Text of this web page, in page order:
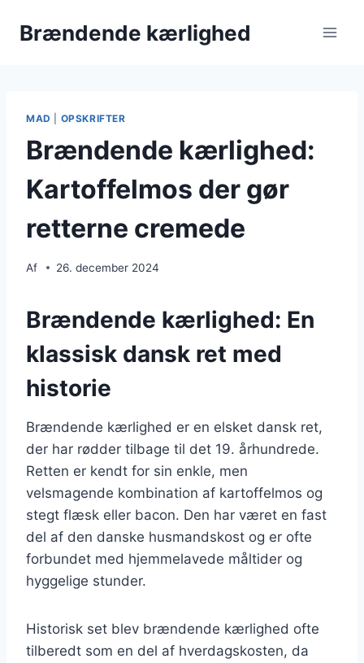
Brændende kærlighed
MAD OPSKRIFTER
Brændende kærlighed:
Kartoffelmos der gør
retterne cremede
Af 26. december 2024
Brændende kærlighed: En
klassisk dansk ret med
historie
Brændende kærlighed er en elsket dansk ret,
der har rødder tilbage til det 19. århundrede.
Retten er kendt for sin enkle, men
velsmagende kombination af kartoffelmos og
stegt flæsk eller bacon. Den har været en fast
del af den danske husmandskost og er ofte
forbundet med hjemmelavede måltider og
hyggelige stunder.
Historisk set blev brændende kærlighed ofte
tilberedt som en del af hverdagskosten, da